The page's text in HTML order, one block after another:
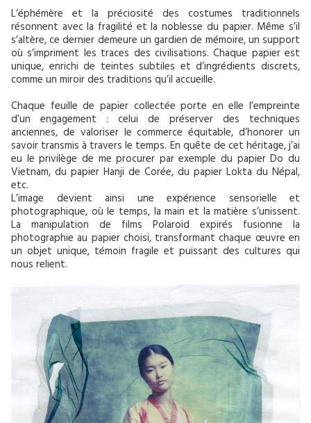
L’éphémère et la préciosité des costumes traditionnels
résonnent avec la fragilité et la noblesse du papier. Même s’il
s’altère, ce dernier demeure un gardien de mémoire, un support
où s’impriment les traces des civilisations. Chaque papier est
unique, enrichi de teintes subtiles et d’ingrédients discrets,
comme un miroir des traditions qu’il accueille.
Chaque feuille de papier collectée porte en elle l’empreinte
d’un engagement : celui de préserver des techniques
anciennes, de valoriser le commerce équitable, d’honorer un
savoir transmis à travers le temps. En quête de cet héritage, j’ai
eu le privilège de me procurer par exemple du papier Do du
Vietnam, du papier Hanji de Corée, du papier Lokta du Népal,
etc.
L’image devient ainsi une expérience sensorielle et
photographique, où le temps, la main et la matière s’unissent.
La manipulation de films Polaroid expirés fusionne la
photographie au papier choisi, transformant chaque œuvre en
un objet unique, témoin fragile et puissant des cultures qui
nous relient.